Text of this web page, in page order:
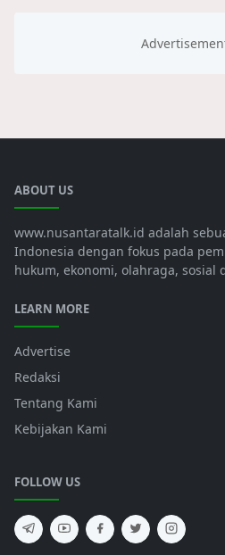
ABOUT US
www.nusantaratalk.id adalah
Indonesia dengan fokus pada
hukum, ekonomi, olahraga, sosial
LEARN MORE
Advertise
Redaksi
Tentang Kami
Kebijakan Kami
FOLLOW US